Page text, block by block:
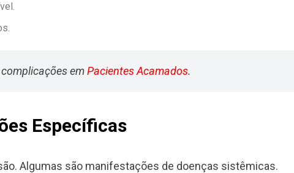
emPacientes Acamados.
Específicas
Algumas são manifestações de doenças sistêmicas.